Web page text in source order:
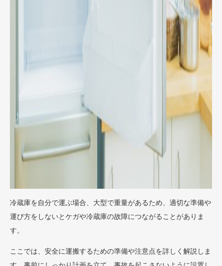
冷蔵庫を自分で運ぶ場合、大型で重量があるため、適切な準備や
運び方をしないとケガや冷蔵庫の故障につながることがありま
す。
ここでは、安全に運搬するための準備や注意点を詳しく解説しま